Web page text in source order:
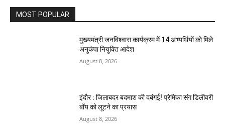
MOST POPULAR
मुख्यमंत्री जनविश्वास कार्यक्रम में 14 अभ्यर्थियों को मिले
अनुकंपा नियुक्ति आदेश
August 8, 2026
इंदौर : जिलाबदर बदमाश की दबंगई! प्रेमिका संग डिलीवरी
बॉय को लूटने का प्रयास
August 8, 2026